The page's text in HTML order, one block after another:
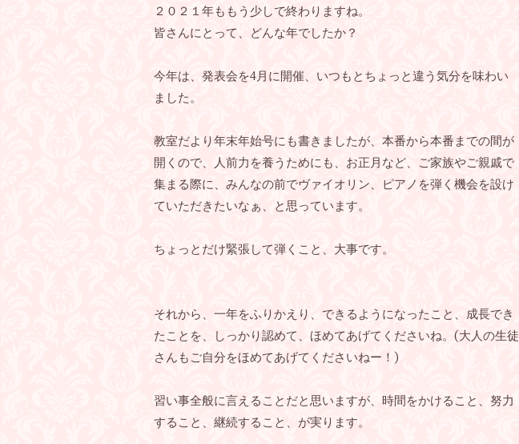
２０２１年ももう少しで終わりますね。
皆さんにとって、どんな年でしたか？
今年は、発表会を4月に開催、いつもとちょっと違う気分を味わい
ました。
教室だより年末年始号にも書きましたが、本番から本番までの間が
開くので、人前力を養うためにも、お正月など、ご家族やご親戚で
集まる際に、みんなの前でヴァイオリン、ピアノを弾く機会を設け
ていただきたいなぁ、と思っています。
ちょっとだけ緊張して弾くこと、大事です。
それから、一年をふりかえり、できるようになったこと、成長でき
たことを、しっかり認めて、ほめてあげてくださいね。(大人の生徒
さんもご自分をほめてあげてくださいねー！)
習い事全般に言えることだと思いますが、時間をかけること、努力
すること、継続すること、が実ります。